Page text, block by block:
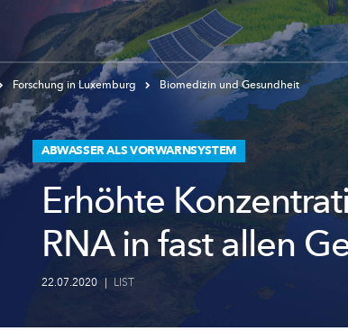
Forschung in Luxemburg Biomedizin und Gesundheit
ABWASSER ALS VORWARNSYSTEM
Erhöhte
RNA in fast allen
22.07.2020 | LIST